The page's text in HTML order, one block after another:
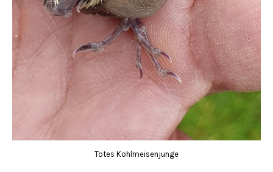
Totes Kohlmeisenjunge